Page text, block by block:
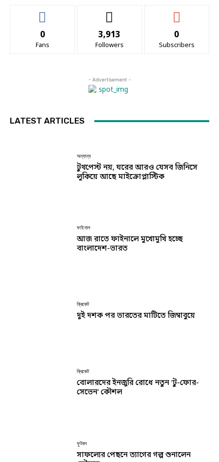
0
Fans
3,913
Followers
0
Subscribers
- Advertisement -
LATEST ARTICLES
অন্যান্য
টুথপেস্ট নয়, ঘরের আরও যেসব জিনিসে
লুকিয়ে আছে মাইক্রোপ্লাস্টিক
ফাইনাল
আজ রাতে ফাইনালে মুখোমুখি হচ্ছে
বাংলাদেশ-ভারত
ক্রিকেট
দুই দশক পর ভারতের মাটিতে জিম্বাবুয়ে
ক্রিকেট
বোলারদের ইনজুরি রোধে নতুন ‘টু-ফোর-
সেভেন’ কৌশল
ফুটবল
সাফল্যের পেছনে ত্যাগের গল্প শুনালেন